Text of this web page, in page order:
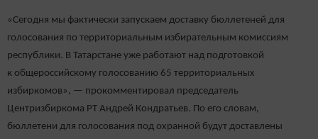
«Сегодня мы фактически запускаем доставку бюллетеней для
голосования по территориальным избирательным комиссиям
республики. В Татарстане уже работают над подготовкой
к общероссийскому голосованию 65 территориальных
избиркомов», — прокомментировал председатель
Центризбиркома РТ Андрей Кондратьев. По его словам,
бюллетени для голосования под охранной будут доставлены